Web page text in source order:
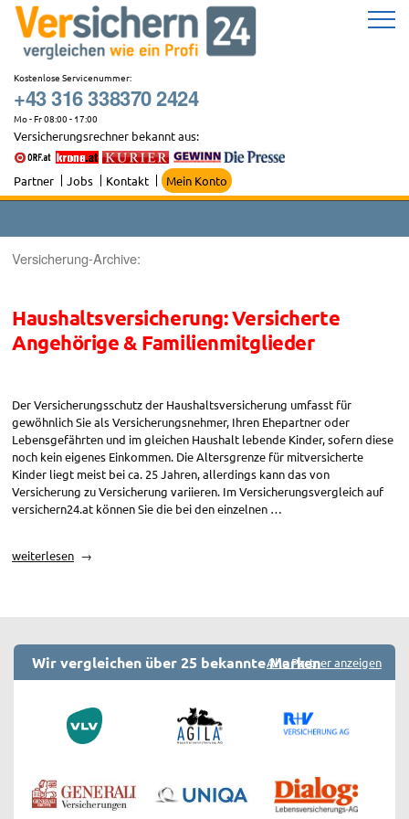
Zum
Inhalt
springen
Kostenlose Servicenummer:
+43 316 338370 2424
Mo - Fr 08:00 - 17:00
Versicherungsrechner bekannt aus:
Partner Jobs Kontakt Mein Konto
Versicherung-Archive:
Haushaltsversicherung: Versicherte
Angehörige & Familienmitglieder
Der Versicherungsschutz der Haushaltsversicherung umfasst für
gewöhnlich Sie als Versicherungsnehmer, Ihren Ehepartner oder
Lebensgefährten und im gleichen Haushalt lebende Kinder, sofern diese
noch kein eigenes Einkommen. Die Altersgrenze für mitversicherte
Kinder liegt meist bei ca. 25 Jahren, allerdings kann das von
Versicherung zu Versicherung variieren. Im Versicherungsvergleich auf
versichern24.at können Sie die bei den einzelnen …
„Haushaltsversicherung:
weiterlesen
Wir vergleichen über 25 bekannte MarkenAlle Partner anzeigen